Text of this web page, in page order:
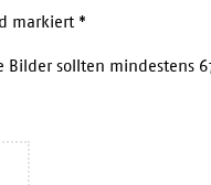
markiert *
Bilder sollten mindestens